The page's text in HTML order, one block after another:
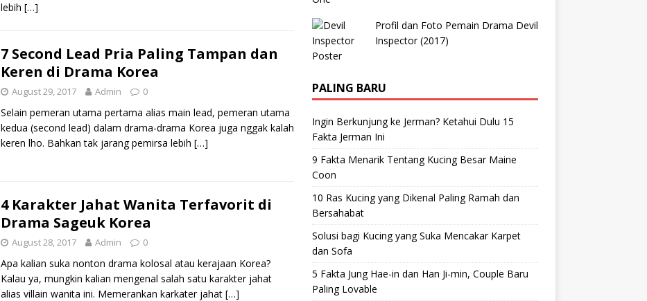
lebih […]
7 Second Lead Pria Paling Tampan dan
Keren di Drama Korea
August 29, 2017 Admin 0
Selain pemeran utama pertama alias main lead, pemeran utama
kedua (second lead) dalam drama-drama Korea juga nggak kalah
keren lho. Bahkan tak jarang pemirsa lebih […]
4 Karakter Jahat Wanita Terfavorit di
Drama Sageuk Korea
August 28, 2017 Admin 0
Apa kalian suka nonton drama kolosal atau kerajaan Korea?
Kalau ya, mungkin kalian mengenal salah satu karakter jahat
alias villain wanita ini. Memerankan karkater jahat […]
Profil dan Foto Pemain Drama Devil
Inspector (2017)
PALING BARU
Ingin Berkunjung ke Jerman? Ketahui Dulu 15
Fakta Jerman Ini
9 Fakta Menarik Tentang Kucing Besar Maine
Coon
10 Ras Kucing yang Dikenal Paling Ramah dan
Bersahabat
Solusi bagi Kucing yang Suka Mencakar Karpet
dan Sofa
5 Fakta Jung Hae-in dan Han Ji-min, Couple Baru
Paling Lovable